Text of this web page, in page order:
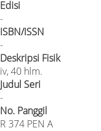
Edisi
-
ISBN/ISSN
-
Deskripsi Fisik
iv, 40 hlm.
Judul Seri
-
No. Panggil
R 374 PEN A